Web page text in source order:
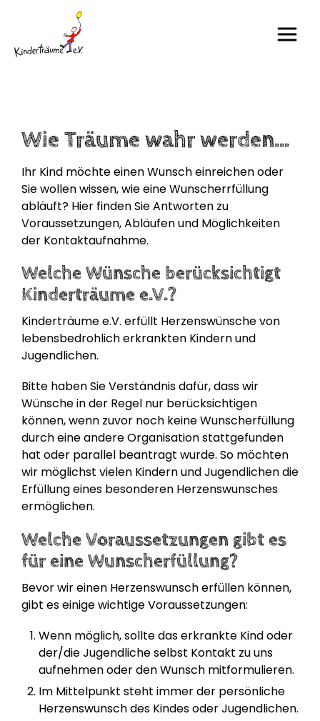
Wie Träume wahr werden…
Ihr Kind möchte einen Wunsch einreichen oder
Sie wollen wissen, wie eine Wunscherrfüllung
abläuft? Hier finden Sie Antworten zu
Voraussetzungen, Abläufen und Möglichkeiten
der Kontaktaufnahme.
Welche Wünsche berücksichtigt
Kinderträume e.V.?
Kinderträume e.V. erfüllt Herzenswünsche von
lebensbedrohlich erkrankten Kindern und
Jugendlichen.
Bitte haben Sie Verständnis dafür, dass wir
Wünsche in der Regel nur berücksichtigen
können, wenn zuvor noch keine Wunscherfüllung
durch eine andere Organisation stattgefunden
hat oder parallel beantragt wurde. So möchten
wir möglichst vielen Kindern und Jugendlichen die
Erfüllung eines besonderen Herzenswunsches
ermöglichen.
Welche Voraussetzungen gibt es
für eine Wunscherfüllung?
Bevor wir einen Herzenswunsch erfüllen können,
gibt es einige wichtige Voraussetzungen:
Wenn möglich, sollte das erkrankte Kind oder
der/die Jugendliche selbst Kontakt zu uns
aufnehmen oder den Wunsch mitformulieren.
Im Mittelpunkt steht immer der persönliche
Herzenswunsch des Kindes oder Jugendlichen.